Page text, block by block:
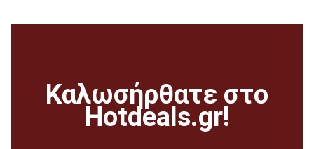
Καλωσήρθατε στο
Hotdeals.gr!